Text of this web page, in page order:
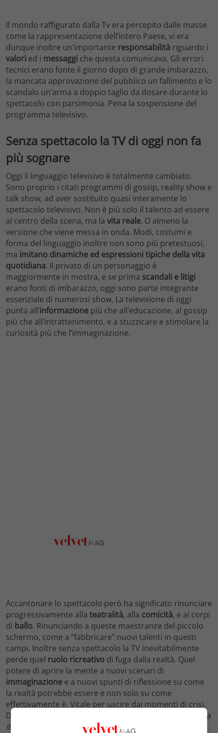
Il mondo raffigurato dalla Tv era percepito dalle masse
come la rappresentazione dell’intero Paese, vi era
dunque inoltre un’importante responsabilità riguardo i
valori ed i messaggi che questa comunicava. Gli errori
tecnici erano fonte il giorno dopo di grande imbarazzo,
la mancata approvazione del pubblico un fallimento e lo
scandalo un’arma a doppio taglio da dosare durante lo
spettacolo con parsimonia. Pena la sospensione del
programma televisivo.
Senza spettacolo la TV di oggi non fa
più sognare
Oggi il linguaggio televisivo è totalmente cambiato.
Sono proprio i citati programmi di gossip, reality show e
talk show, ad aver sostituito quasi interamente lo
spettacolo televisivo. Non è più solo il talento ad essere
al centro della scena, ma la vita reale. O almeno la
versione che viene messa in onda. Modi, costumi e
forma del linguaggio inoltre non sono più pretestuosi,
ma imitano dinamiche ed espressioni tipiche della vita
quotidiana. Il privato di un personaggio è
maggiormente in mostra, e se prima scandali e litigi
erano fonti di imbarazzo, oggi sono parte integrante
essenziale di numerosi show. La televisione di oggi
punta all’informazione più che all’educazione, al gossip
più che all’intrattenimento, e a stuzzicare e stimolare la
curiosità più che l’immaginazione.
Accantonare lo spettacolo però ha significato rinunciare
progressivamente alla teatralità, alla comicità, e ai corpi
di ballo. Rinunciando a queste maestranze del piccolo
schermo, come a “fabbricare” nuovi talenti in questi
campi. Inoltre senza spettacolo la TV inevitabilmente
perde quel ruolo ricreativo di fuga dalla realtà. Quel
potere di aprire la mente a nuovi scenari di
immaginazione e a nuovi spunti di riflessione su come
la realtà potrebbe essere e non solo su come
effettivamente è. Vitale per uscire dai momenti di crisi.
Dopotutto Fellini sosteneva che “
l’unico vero realista sia
il visionario